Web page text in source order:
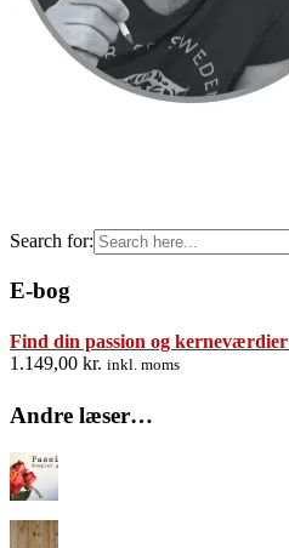
Search for:
E-bog
Find din passion og
1.149,00 kr. inkl. moms
Andre læser…